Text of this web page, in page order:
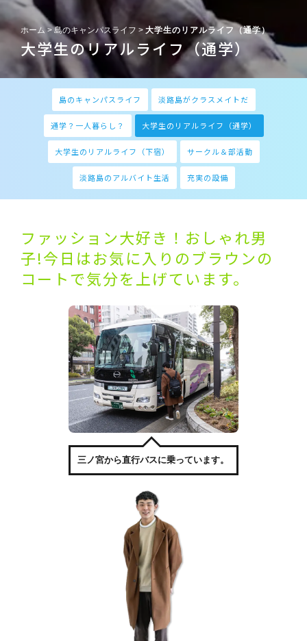
ホーム >島のキャンパスライフ > 大学生のリアルライフ（通学）
大学生のリアルライフ（通学）
島のキャンパスライフ 淡路島がクラスメイトだ
通学？一人暮らし？ 大学生のリアルライフ（通学）
大学生のリアルライフ（下宿） サークル＆部活動
淡路島のアルバイト生活 充実の設備
ファッション大好き！ おしゃれ男
子!今日はお気に入りのブラウンの
コートで気分を上げています。
三ノ宮から直行バスに乗っています。